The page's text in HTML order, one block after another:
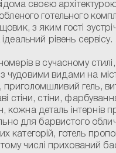
своєю
готельного
з яким гості
рівень сервісу.
в сучасному
з чудовими видами на
гель,
стіни, стіни, фарбування
кожна деталь інтернів
для барвистого
категорій, готель
числі прихований